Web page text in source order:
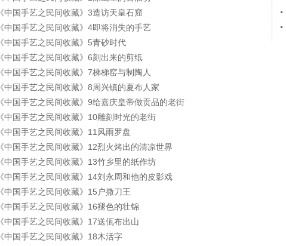
《中国手艺之民间收藏》3造访天皇石窟
《中国手艺之民间收藏》4即将消失的手艺
《中国手艺之民间收藏》5青砂时代
《中国手艺之民间收藏》6刻出来的剪纸
《中国手艺之民间收藏》7梯梯窑与制陶人
《中国手艺之民间收藏》8周兴镇的夏布人家
《中国手艺之民间收藏》9给嘉庆皇帝做贡品的老街
《中国手艺之民间收藏》10雕刻时光的老街
《中国手艺之民间收藏》11风雨罗盘
《中国手艺之民间收藏》12烈火烤出的清凉世界
《中国手艺之民间收藏》13竹乡里的纸作坊
《中国手艺之民间收藏》14刘永周和他的皮影戏
《中国手艺之民间收藏》15户撒刀王
《中国手艺之民间收藏》16褪色的壮锦
《中国手艺之民间收藏》17送佤布出山
《中国手艺之民间收藏》18木活字